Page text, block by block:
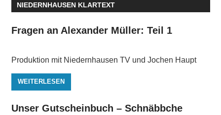
NIEDERNHAUSEN KLARTEXT
Fragen an Alexander Müller: Teil 1
Produktion mit Niedernhausen TV und Jochen Haupt
WEITERLESEN
Unser Gutscheinbuch – Schnäbbche